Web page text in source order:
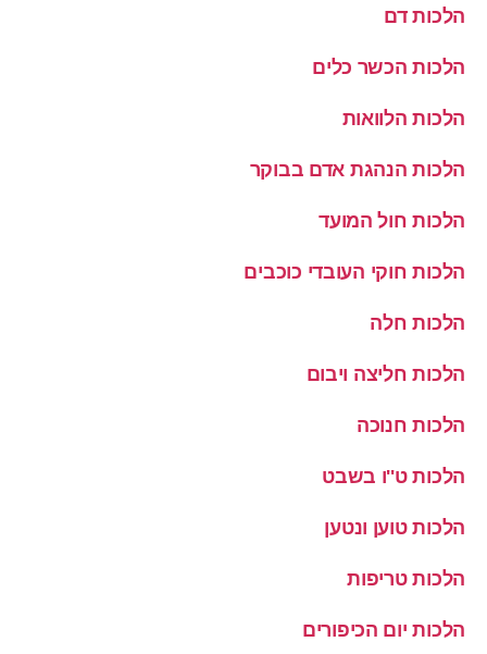
הלכות דם
הלכות הכשר כלים
הלכות הלוואות
הלכות הנהגת אדם בבוקר
הלכות חול המועד
הלכות חוקי העובדי כוכבים
הלכות חלה
הלכות חליצה ויבום
הלכות חנוכה
הלכות ט''ו בשבט
הלכות טוען ונטען
הלכות טריפות
הלכות יום הכיפורים